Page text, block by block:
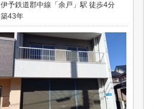
伊予鉄道郡中線「余戸」駅 徒歩4分
築43年